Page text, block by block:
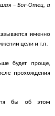
– Бог-Отец, а
именно
цели и т.п.
будет проще,
прохождения
бы об этом